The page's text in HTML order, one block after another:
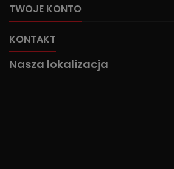
TWOJE KONTO
KONTAKT
Nasza lokalizacja